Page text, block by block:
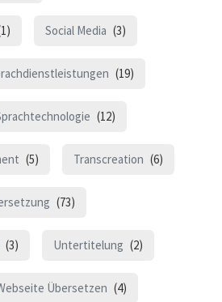
Social Media (3)
(19)
(12)
(5) Transcreation (6)
(73)
(3) Untertitelung (2)
Übersetzen (4)